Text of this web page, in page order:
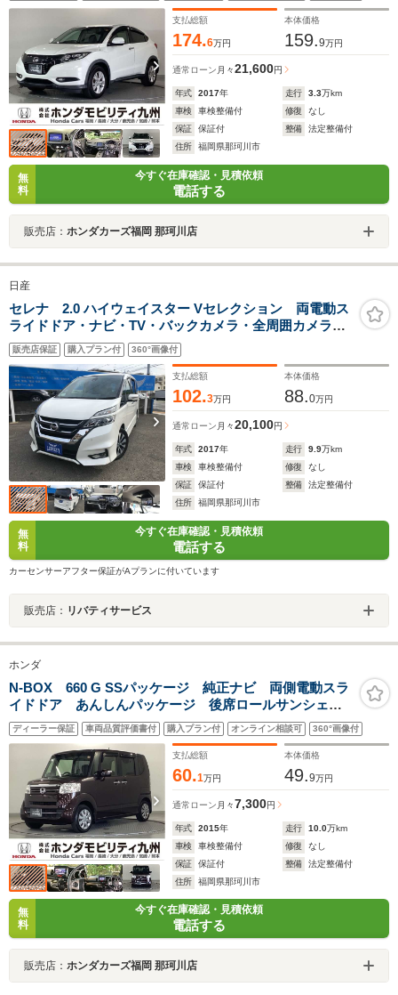
車
純正AW
支払総額
174.6万円
本体価格
159.9万円
通常ローン 月々21,600円
年式 2017年 走行 3.3万km
車検
車検整備付 修復
なし
保証
保証付 整備
法定整備付
住所
福岡県那珂川市
無
料
今すぐ在庫確認・見積依頼
電話する
販売店： ホンダカーズ福岡 那珂川店
日産
セレナ 2.0 ハイウェイスター Vセレクション 両電動ス
ライドドア・ナビ・TV・バックカメラ・全周囲カメラ・
後席モニターETC・Bluetooth・USB・インテリキー・P
スタート・タイミングチェーン車・8人
販売店保証 購入プラン付 360°画像付
支払総額
102.3万円
本体価格
88.0万円
通常ローン 月々20,100円
年式 2017年 走行 9.9万km
車検
車検整備付 修復
なし
保証
保証付 整備
法定整備付
住所
福岡県那珂川市
無
料
今すぐ在庫確認・見積依頼
電話する
カーセンサーアフター保証がAプランに付いています
販売店： リバティサービス
ホンダ
N-BOX 660 G SSパッケージ 純正ナビ 両側電動スラ
イドドア あんしんパッケージ 後席ロールサンシェー
ド
ディーラー保証 車両品質評価書付 購入プラン付 オンライン相談可 360°画像付
支払総額
60.1万円
本体価格
49.9万円
通常ローン 月々7,300円
年式 2015年 走行 10.0万km
車検
車検整備付 修復
なし
保証
保証付 整備
法定整備付
住所
福岡県那珂川市
無
料
今すぐ在庫確認・見積依頼
電話する
販売店： ホンダカーズ福岡 那珂川店